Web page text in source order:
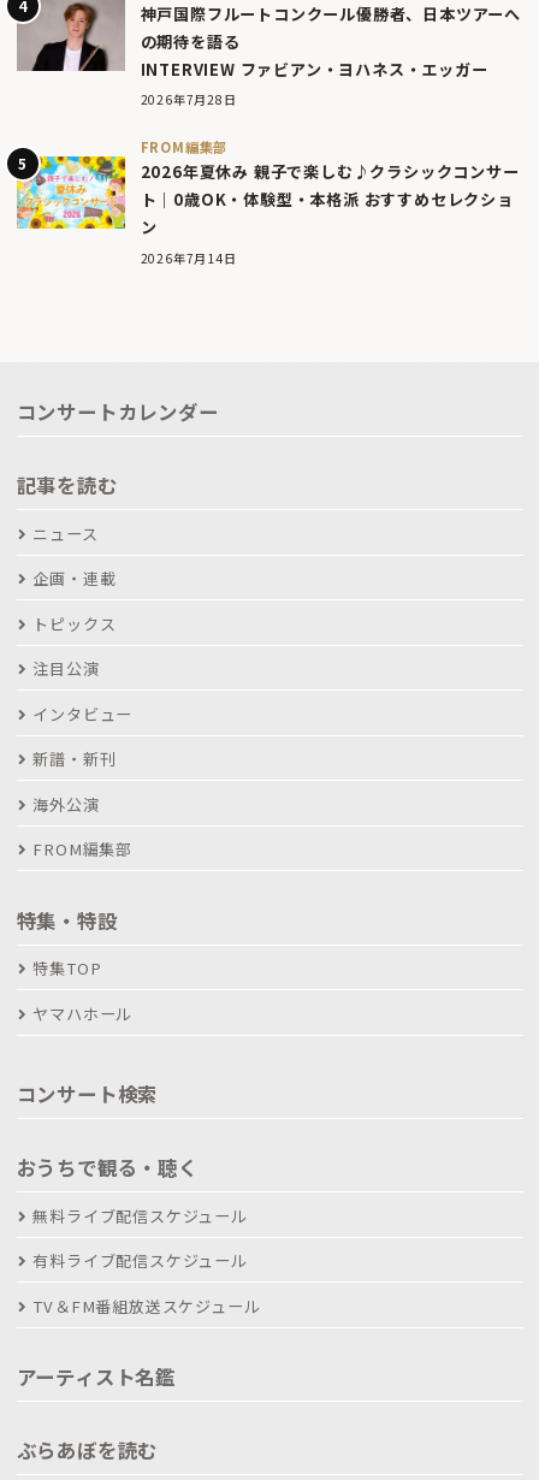
神戸国際フルートコンクール優勝者、日本ツアーへ
の期待を語る
INTERVIEW ファビアン・ヨハネス・エッガー
2026年7月28日
FROM編集部
2026年夏休み 親子で楽しむ♪クラシックコンサー
ト｜0歳OK・体験型・本格派 おすすめセレクショ
ン
2026年7月14日
コンサートカレンダー
記事を読む
ニュース
企画・連載
トピックス
注目公演
インタビュー
新譜・新刊
海外公演
FROM編集部
特集・特設
特集TOP
ヤマハホール
コンサート検索
おうちで観る・聴く
無料ライブ配信スケジュール
有料ライブ配信スケジュール
TV＆FM番組放送スケジュール
アーティスト名鑑
ぶらあぼを読む